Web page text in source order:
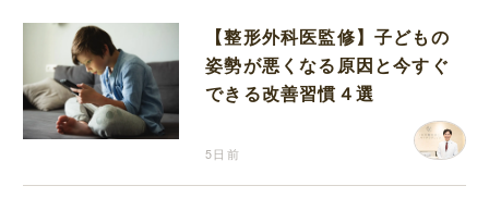
【整形外科医監修】子どもの
姿勢が悪くなる原因と今すぐ
できる改善習慣４選
5日前